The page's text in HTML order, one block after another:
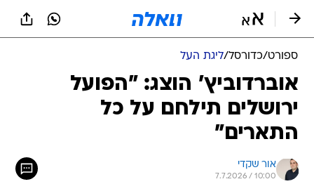
ספורט/כדורסל/ליגת העל
אוברדוביץ' הוצג: "הפועל
ירושלים תילחם על כל
התארים"
אור שקדי
7.7.2026 / 10:00